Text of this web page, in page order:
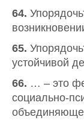
64.
65.
устойчивой
66. … – это
социально-